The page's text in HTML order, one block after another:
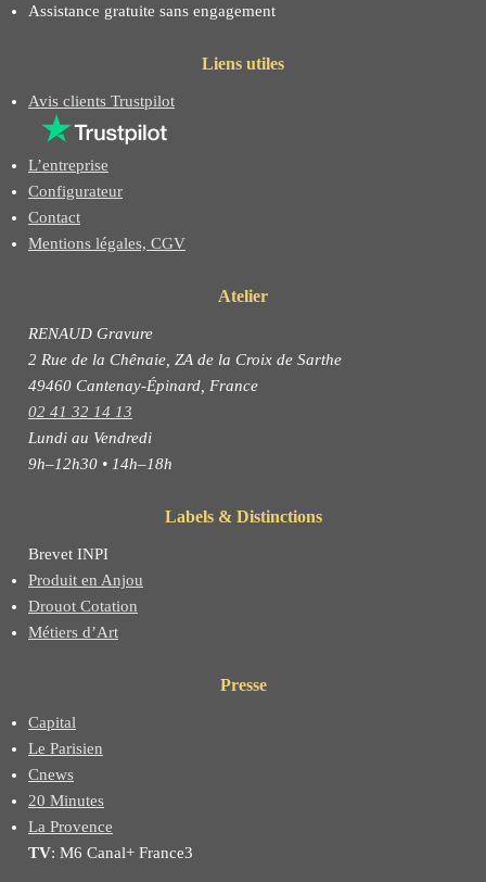
Assistance gratuite sans engagement
Liens utiles
Avis clients Trustpilot
L’entreprise
Configurateur
Contact
Mentions légales, CGV
Atelier
RENAUD Gravure
2 Rue de la Chênaie, ZA de la Croix de Sarthe
49460 Cantenay-Épinard, France
02 41 32 14 13
Lundi au Vendredi
9h–12h30 • 14h–18h
Labels & Distinctions
Brevet INPI
Produit en Anjou
Drouot Cotation
Métiers d’Art
Presse
Capital
Le Parisien
Cnews
20 Minutes
La Provence
TV: M6 Canal+ France3